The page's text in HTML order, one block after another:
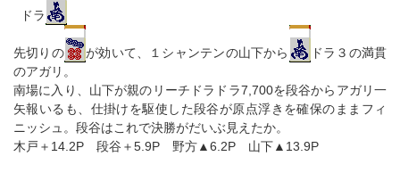
ドラ
先切りの が効いて、１シャンテンの山下から
ドラ３の満貫
のアガリ。
南場に入り、山下が親のリーチドラドラ7,700を段谷からアガリ一
矢報いるも、仕掛けを駆使した段谷が原点浮きを確保のままフィ
ニッシュ。段谷はこれで決勝がだいぶ見えたか。
木戸＋14.2P 段谷＋5.9P 野方▲6.2P 山下▲13.9P